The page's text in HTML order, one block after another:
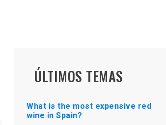
ÚLTIMOS TEMAS
What is the most expensive red
wine in Spain?